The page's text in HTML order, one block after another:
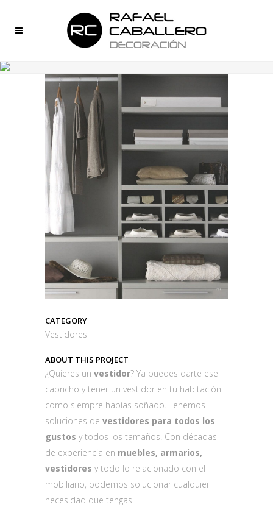
CATEGORY
Vestidores
ABOUT THIS PROJECT
¿Quieres un vestidor? Ya puedes darte ese
capricho y tener un vestidor en tu habitación
como siempre habías soñado. Tenemos
soluciones de vestidores para todos los
gustos y todos los tamaños. Con décadas
de experiencia en muebles, armarios,
vestidores y todo lo relacionado con el
mobiliario, podemos solucionar cualquier
necesidad que tengas.